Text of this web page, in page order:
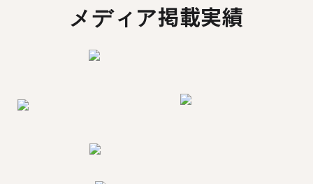
メディア掲載実績